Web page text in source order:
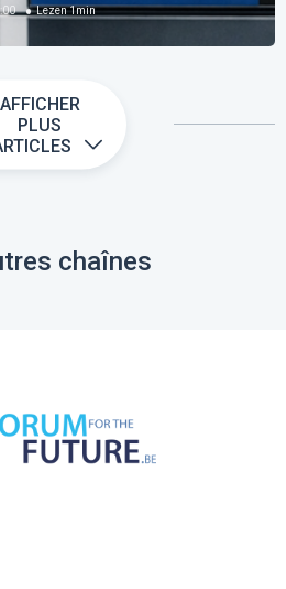
Lezen1min
AFFICHER
PLUS
chaînes